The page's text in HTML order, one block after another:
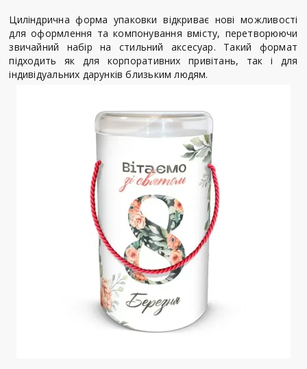
Циліндрична форма упаковки відкриває нові можливості
для оформлення та компонування вмісту, перетворюючи
звичайний набір на стильний аксесуар. Такий формат
підходить як для корпоративних привітань, так і для
індивідуальних дарунків близьким людям.